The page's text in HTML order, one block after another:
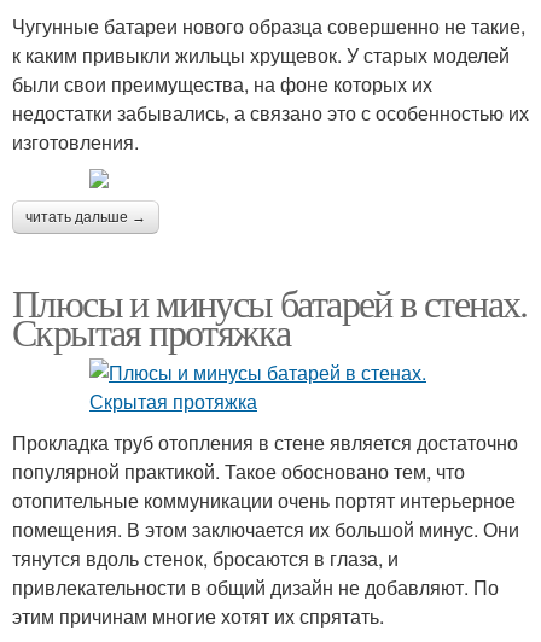
Чугунные батареи нового образца совершенно не такие,
к каким привыкли жильцы хрущевок. У старых моделей
были свои преимущества, на фоне которых их
недостатки забывались, а связано это с особенностью их
изготовления.
читать дальше →
Плюсы и минусы батарей в стенах.
Скрытая протяжка
Прокладка труб отопления в стене является достаточно
популярной практикой. Такое обосновано тем, что
отопительные коммуникации очень портят интерьерное
помещения. В этом заключается их большой минус. Они
тянутся вдоль стенок, бросаются в глаза, и
привлекательности в общий дизайн не добавляют. По
этим причинам многие хотят их спрятать.